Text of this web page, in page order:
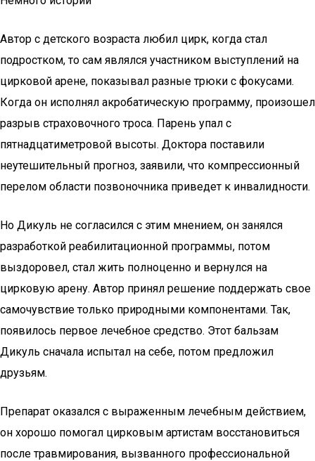
Автор с детского возраста любил цирк, когда стал
подростком, то сам являлся участником выступлений на
цирковой арене, показывал разные трюки с фокусами.
Когда он исполнял акробатическую программу, произошел
разрыв страховочного троса. Парень упал с
пятнадцатиметровой высоты. Доктора поставили
неутешительный прогноз, заявили, что компрессионный
перелом области позвоночника приведет к инвалидности.
Но Дикуль не согласился с этим мнением, он занялся
разработкой реабилитационной программы, потом
выздоровел, стал жить полноценно и вернулся на
цирковую арену. Автор принял решение поддержать свое
самочувствие только природными компонентами. Так,
появилось первое лечебное средство. Этот бальзам
Дикуль сначала испытал на себе, потом предложил
друзьям.
Препарат оказался с выраженным лечебным действием,
он хорошо помогал цирковым артистам восстановиться
после травмирования, вызванного профессиональной